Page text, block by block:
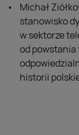
Michał
stanowisko
w sektorze
od powstania
historii